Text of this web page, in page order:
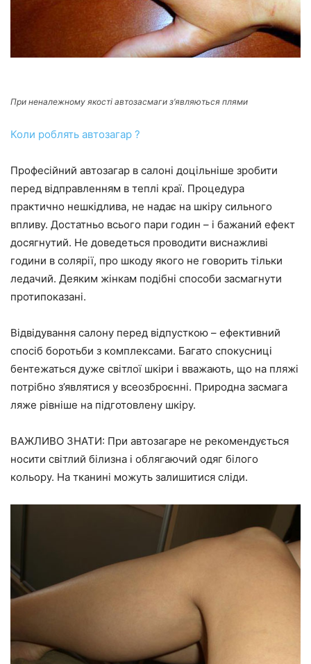
При неналежному якості автозасмаги з’являються плями
Коли роблять автозагар ?
Професійний автозагар в салоні доцільніше зробити
перед відправленням в теплі краї. Процедура
практично нешкідлива, не надає на шкіру сильного
впливу. Достатньо всього пари годин – і бажаний ефект
досягнутий. Не доведеться проводити виснажливі
години в солярії, про шкоду якого не говорить тільки
ледачий. Деяким жінкам подібні способи засмагнути
протипоказані.
Відвідування салону перед відпусткою – ефективний
спосіб боротьби з комплексами. Багато спокусниці
бентежаться дуже світлої шкіри і вважають, що на пляжі
потрібно з’являтися у всеозброєнні. Природна засмага
ляже рівніше на підготовлену шкіру.
ВАЖЛИВО ЗНАТИ: При автозагаре не рекомендується
носити світлий білизна і облягаючий одяг білого
кольору. На тканині можуть залишитися сліди.